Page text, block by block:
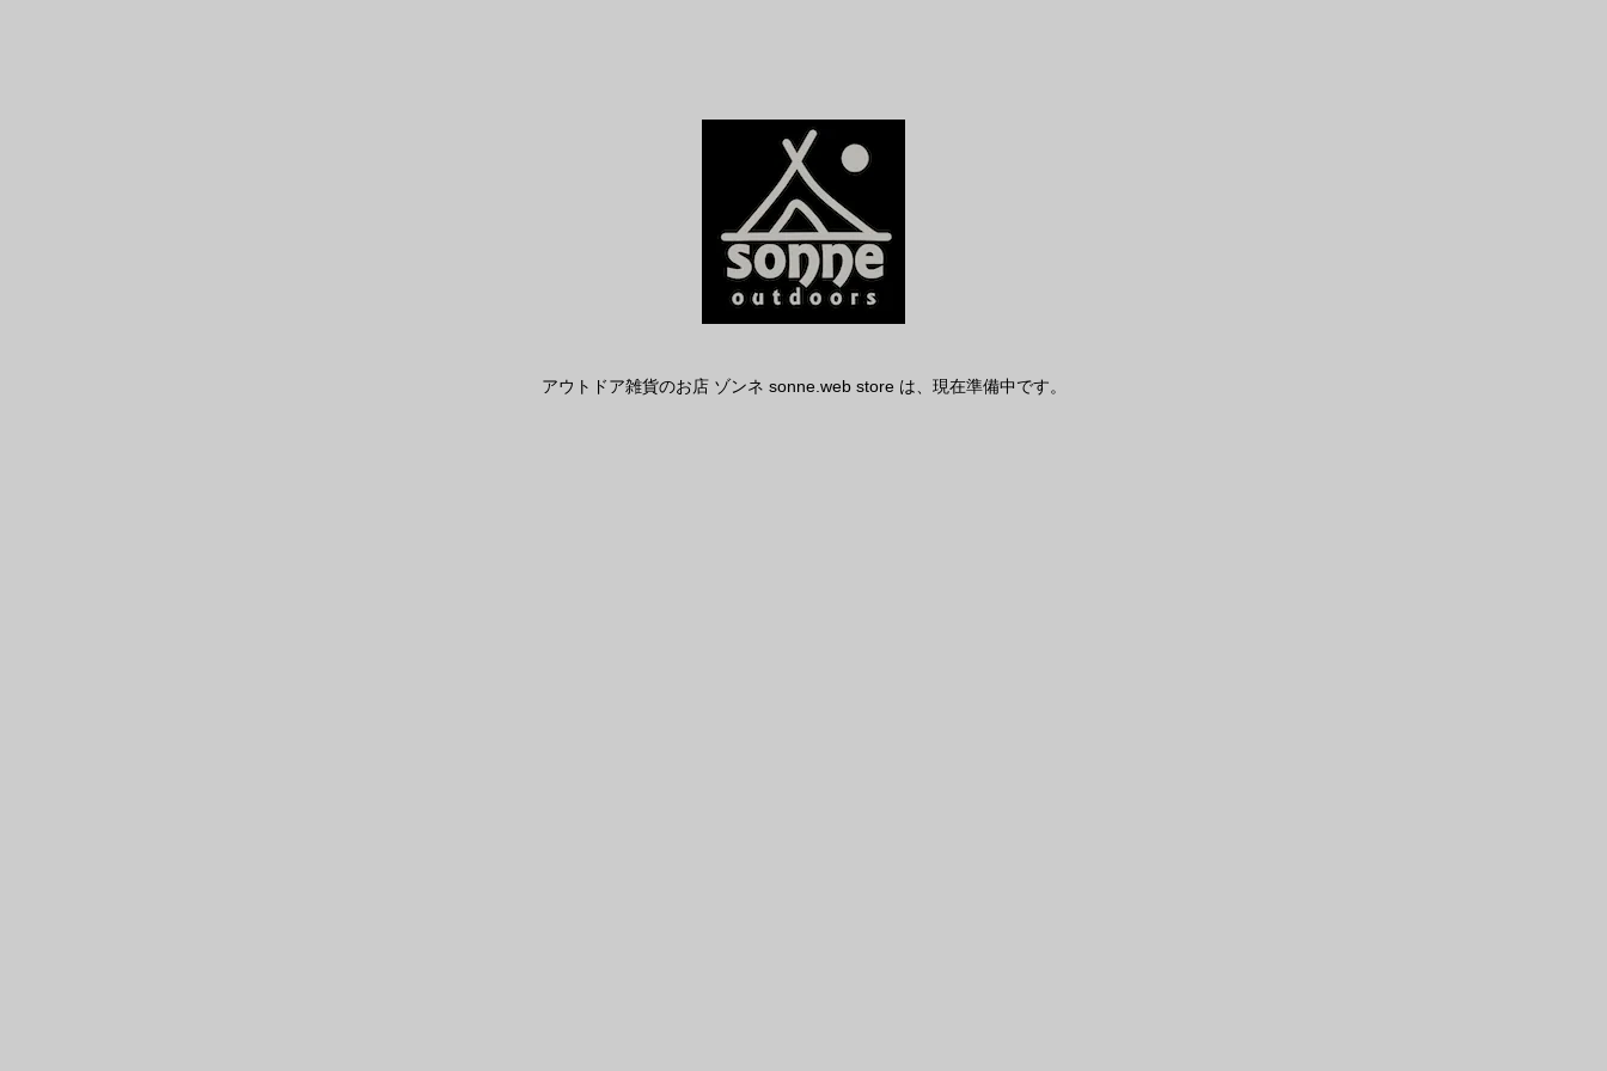
アウトドア雑貨のお店 ゾンネ sonne.web store は、現在準備中です。